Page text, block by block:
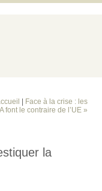
Face à la crise : les
font le contraire de l’UE »
la